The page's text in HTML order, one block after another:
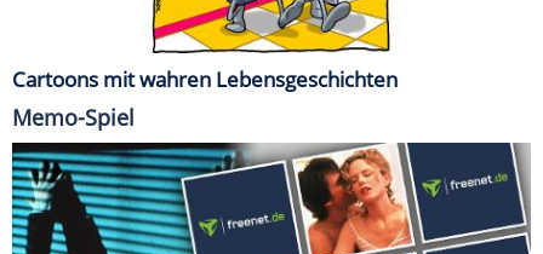
Cartoons mit wahren Lebensgeschichten
Memo-Spiel